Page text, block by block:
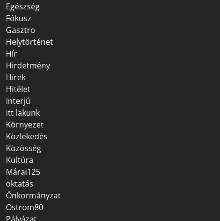
Egészség
Fókusz
Gasztro
Helytörténet
Hír
Hirdetmény
Hírek
Hitélet
Interjú
Itt lakunk
Környezet
Közlekedés
Közösség
Kultúra
Márai125
oktatás
Önkormányzat
Ostrom80